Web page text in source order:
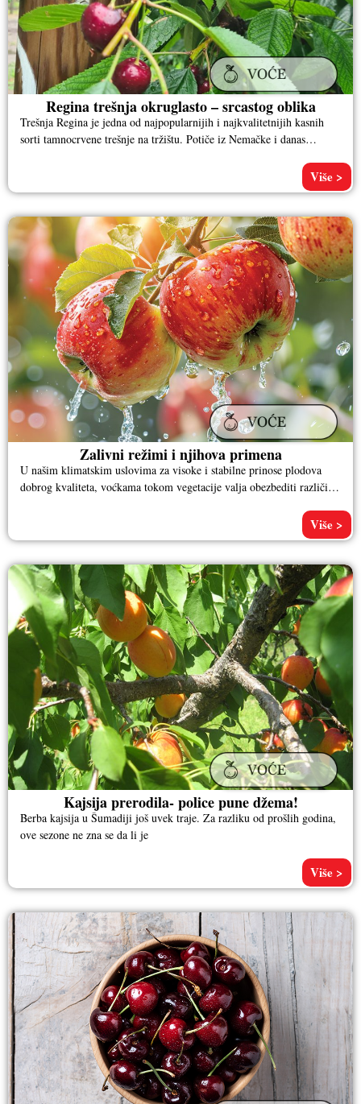
Regina trešnja okruglasto – srcastog oblika
Trešnja Regina je jedna od najpopularnijih i najkvalitetnijih kasnih
sorti tamnocrvene trešnje na tržištu. Potiče iz Nemačke i danas
Više >
Zalivni režimi i njihova primena
U našim klimatskim uslovima za visoke i stabilne prinose plodova
dobrog kvaliteta, voćkama tokom vegetacije valja obezbediti različite
Više >
Kajsija prerodila- police pune džema!
Berba kajsija u Šumadiji još uvek traje. Za razliku od prošlih godina,
ove sezone ne zna se da li je
Više >